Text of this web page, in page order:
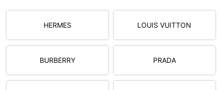
HERMES LOUIS VUITTON
BURBERRY PRADA